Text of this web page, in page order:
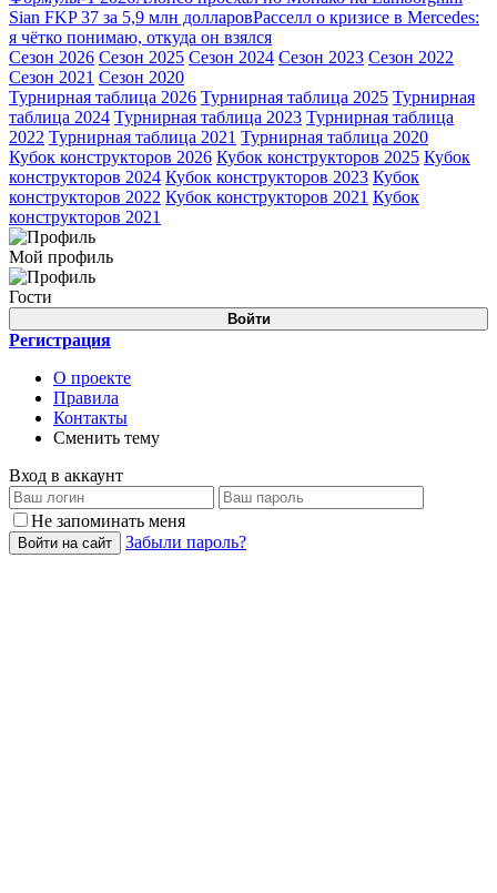
Sian FKP 37 за 5,9 млн долларовРасселл о кризисе в Mercedes:
я чётко понимаю, откуда он взялся
Сезон 2026 Сезон 2025 Сезон 2024 Сезон 2023 Сезон 2022
Сезон 2021 Сезон 2020
Турнирная таблица 2026 Турнирная таблица 2025 Турнирная
таблица 2024 Турнирная таблица 2023 Турнирная таблица
2022 Турнирная таблица 2021 Турнирная таблица 2020
Кубок конструкторов 2026 Кубок конструкторов 2025 Кубок
конструкторов 2024 Кубок конструкторов 2023 Кубок
конструкторов 2022 Кубок конструкторов 2021 Кубок
конструкторов 2021
Мой профиль
Гости
Войти
Регистрация
О проекте
Правила
Контакты
Сменить тему
Вход в аккаунт
Не запоминать меня
Войти на сайт Забыли пароль?